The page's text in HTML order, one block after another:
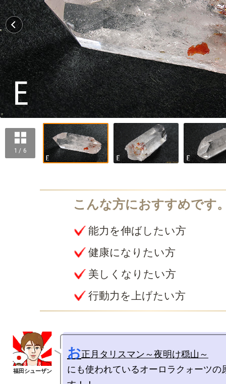
1 / 6
能力を伸ばしたい方
健康になりたい方
美しくなりたい方
行動力を上げたい方
お正月タリスマン～夜明け穏山～
にも使われているオーロラクォーツの